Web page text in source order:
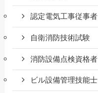
認定電気工事従事者
自衛消防技術試験
消防設備点検資格者
ビル設備管理技能士